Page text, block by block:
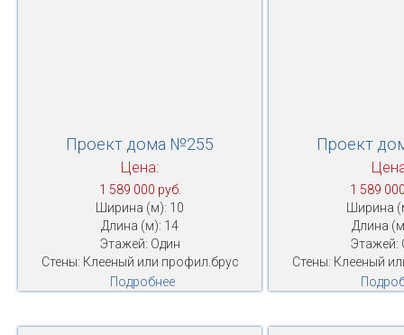
Проект дома №255
Цена:
1 589 000 руб.
Ширина (м): 10
Длина (м): 14
Этажей: Один
Стены: Клееный или профил.брус
Подробнее
Проект
1 589
Ширина
Длина
Этажей:
Стены: Клееный